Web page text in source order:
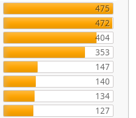
475
472
404
353
147
140
134
127